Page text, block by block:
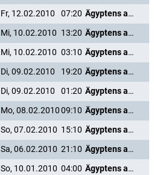
Fr, 12.02.2010 07:20
Ägyptens antike Unterwelt
Mi, 10.02.2010 13:20
Ägyptens antike Unterwelt
Mi, 10.02.2010 03:10
Ägyptens antike Unterwelt
Di, 09.02.2010 19:20
Ägyptens antike Unterwelt
Di, 09.02.2010 01:20
Ägyptens antike Unterwelt
Mo, 08.02.201009:10
Ägyptens antike Unterwelt
So, 07.02.2010 15:10
Ägyptens antike Unterwelt
Sa, 06.02.2010 21:10
Ägyptens antike Unterwelt
So, 10.01.2010 04:00
Ägyptens antike Unterwelt